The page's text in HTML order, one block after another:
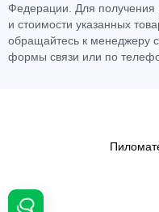
Федерации. Для
и стоимости указанных
обращайтесь к менеджеру
формы связи или по